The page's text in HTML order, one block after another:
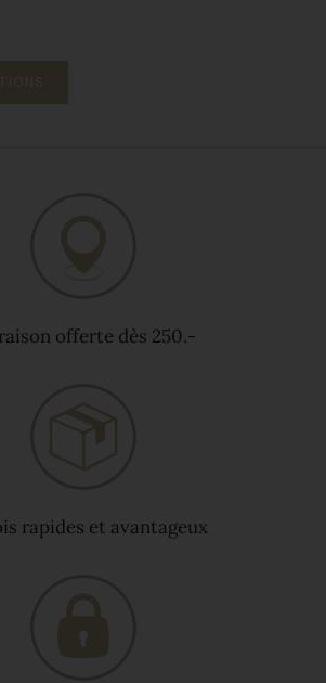
offerte dès 250.-
rapides et avantageux